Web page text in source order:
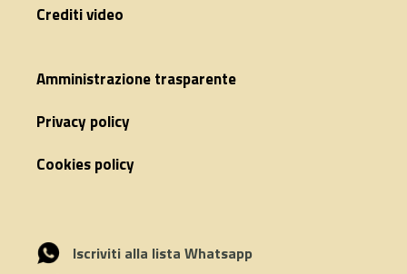
Crediti video
Amministrazione trasparente
Privacy policy
Cookies policy
Iscriviti alla lista Whatsapp